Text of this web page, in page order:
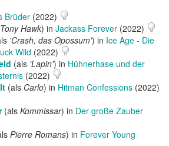
Brüder (2022)
Tony Hawk) in Jackass Forever (2022)
'Crash, das Opossum') in Ice Age - Die
Wild (2022)
(als 'Lapin') in Hühnerhase und der
(2022)
(als Carlo) in Hitman Confessions (2022)
(als Kommissar) in Der große Zauber
Pierre Romans) in Forever Young